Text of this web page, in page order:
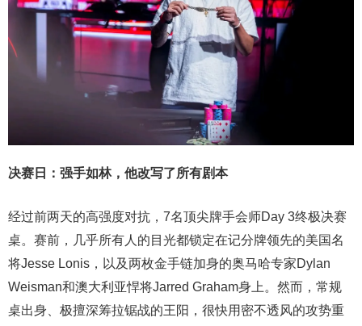
决赛日：强手如林，他改写了所有剧本
经过前两天的高强度对抗，7名顶尖牌手会师Day 3终极决赛
桌。赛前，几乎所有人的目光都锁定在记分牌领先的美国名
将Jesse Lonis，以及两枚金手链加身的奥马哈专家Dylan
Weisman和澳大利亚悍将Jarred Graham身上。然而，常规
桌出身、极擅深筹拉锯战的王阳，很快用密不透风的攻势重